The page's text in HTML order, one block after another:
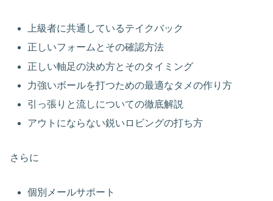
上級者に共通しているテイクバック
正しいフォームとその確認方法
正しい軸足の決め方とそのタイミング
力強いボールを打つための最適なタメの作り方
引っ張りと流しについての徹底解説
アウトにならない鋭いロビングの打ち方
さらに
個別メールサポート